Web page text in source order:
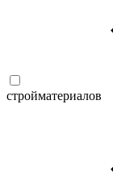
стройматериалов